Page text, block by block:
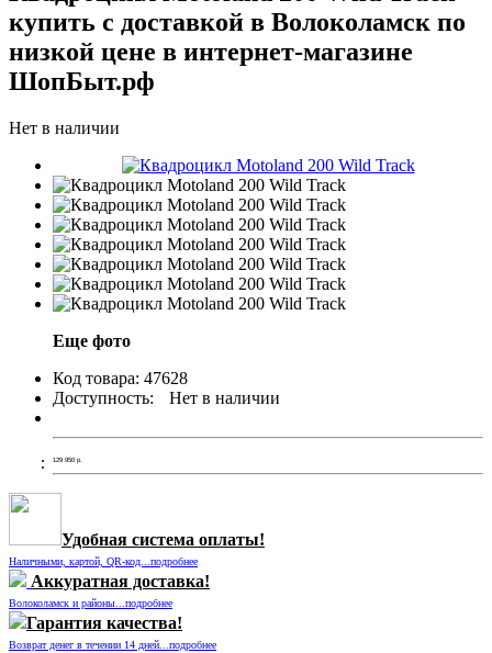
купить с доставкой в Волоколамск по
низкой цене в интернет-магазине
ШопБыт.рф
Нет в наличии
Еще фото
Код товара: 47628
Доступность:
Нет в наличии
129 950 р.
Удобная система оплаты!
Наличными, картой, QR-код...подробнее
Аккуратная доставка!
Волоколамск и районы...подробнее
Гарантия качества!
Возврат денег в течении 14 дней...подробнее